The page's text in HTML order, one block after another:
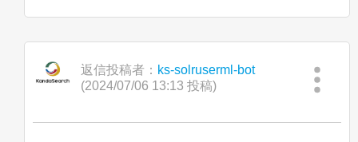
返信投稿者： ks-solruserml-bot
(2024/07/06 13:13 投稿)